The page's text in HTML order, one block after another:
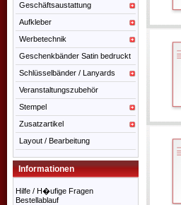
Geschäftsaustattung
Aufkleber
Werbetechnik
Geschenkbänder Satin bedruckt
Schlüsselbänder / Lanyards
Veranstaltungszubehör
Stempel
Zusatzartikel
Layout / Bearbeitung
Informationen
Hilfe / H�ufige Fragen
Bestellablauf